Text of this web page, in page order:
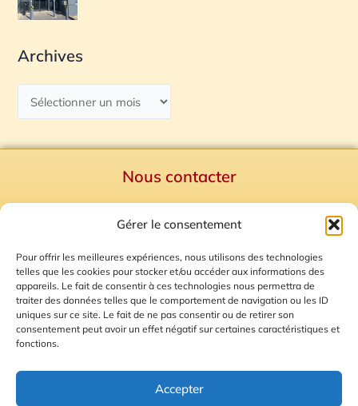
Gérer le consentement
Pour offrir les meilleures expériences, nous utilisons des technologies
telles que les cookies pour stocker et/ou accéder aux informations des
appareils. Le fait de consentir à ces technologies nous permettra de
traiter des données telles que le comportement de navigation ou les ID
uniques sur ce site. Le fait de ne pas consentir ou de retirer son
consentement peut avoir un effet négatif sur certaines caractéristiques et
fonctions.
Accepter
Archives
Nous contacter
Mentions Légales
Plan du site
Gestion des Cookies